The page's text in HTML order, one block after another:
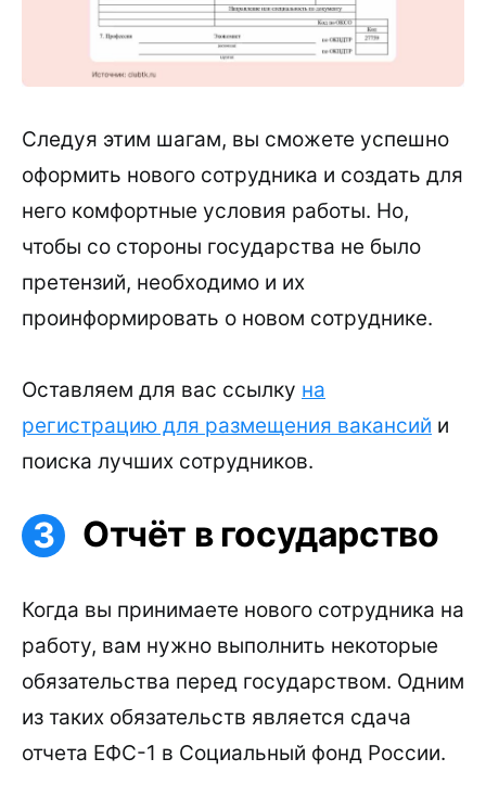
Следуя этим шагам, вы сможете успешно
оформить нового сотрудника и создать для
него комфортные условия работы. Но,
чтобы со стороны государства не было
претензий, необходимо и их
проинформировать о новом сотруднике.
Оставляем для вас ссылку на
регистрацию для размещения вакансий и
поиска лучших сотрудников.
Отчёт в государство
Когда вы принимаете нового сотрудника на
работу, вам нужно выполнить некоторые
обязательства перед государством. Одним
из таких обязательств является сдача
отчета ЕФС-1 в Социальный фонд России.